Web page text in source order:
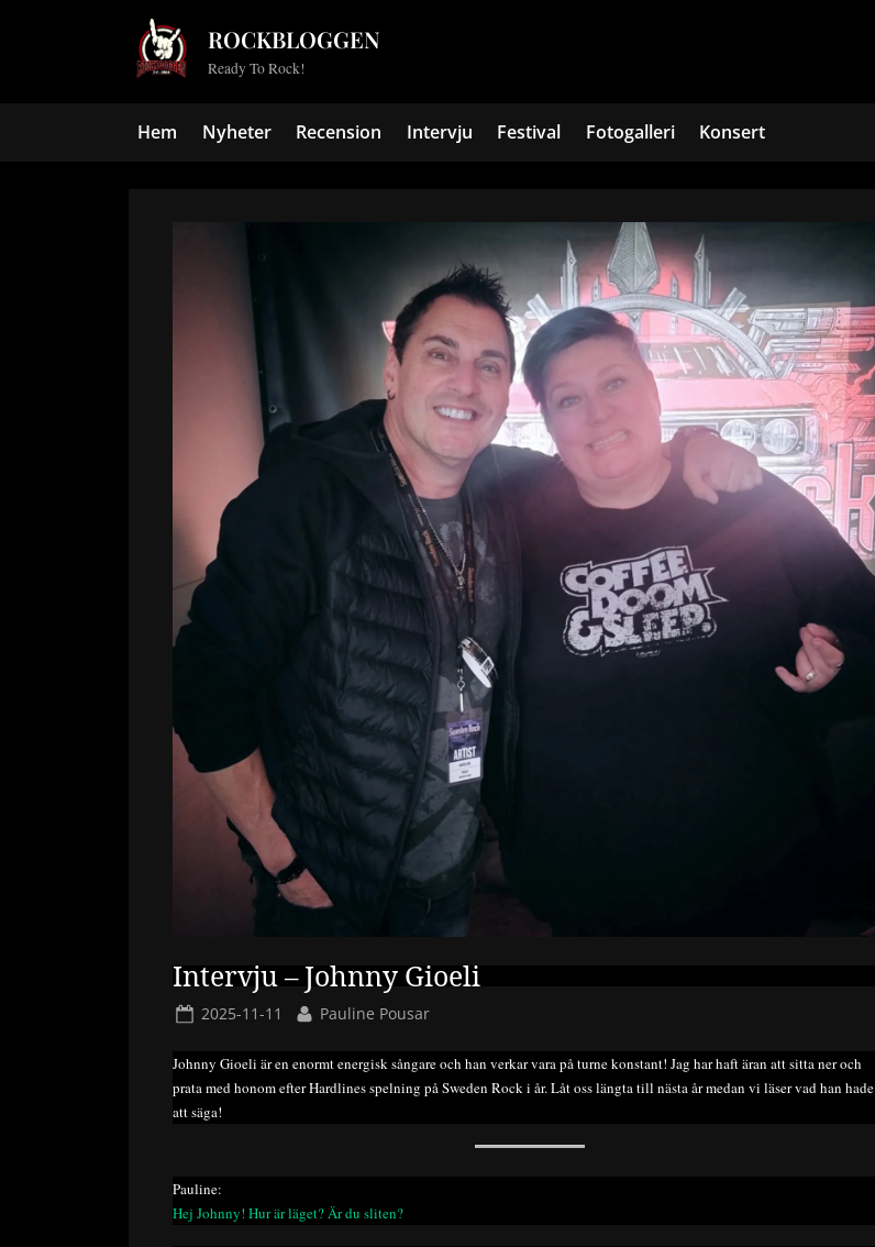
ROCKBLOGGEN
Ready To Rock!
Hem Nyheter Recension Intervju Festival Fotogalleri Konsert
Intervju – Johnny Gioeli
Posted
2025-11-11 By
Pauline Pousar
Johnny Gioeli är en enormt energisk sångare och han verkar vara på turne konstant! Jag har haft äran att sitta ner och
prata med honom efter Hardlines spelning på Sweden Rock i år. Låt oss längta till nästa år medan vi läser vad han hade
att säga!
Pauline:
Hej Johnny! Hur är läget? Är du sliten?